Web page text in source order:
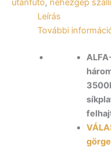
össztömeg
mennyiség
utánfutó, nehézgép
Leírás
További